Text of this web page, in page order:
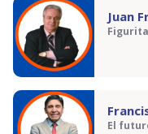
Juan
El